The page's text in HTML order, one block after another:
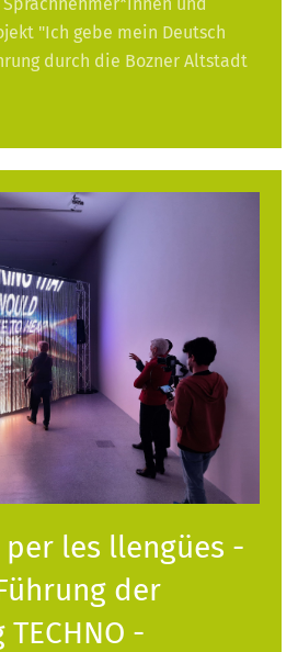
"Ich gebe mein Deutsch
durch die Bozner Altstadt
les llengües -
der
-